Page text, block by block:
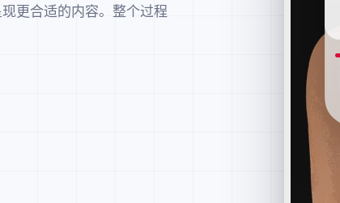
更合适的内容。整个过程